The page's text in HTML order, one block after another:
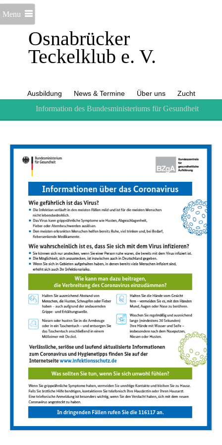
Osnabrücker
Teckelklub e. V.
Menu
Ausbildung News & Termine Über uns Zucht
Information des Bundesministeriums für Gesundheit